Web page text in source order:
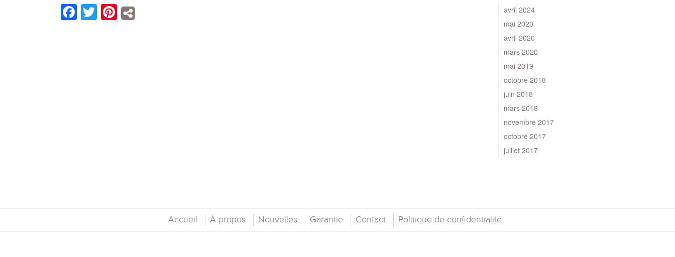
Facebook
TwitterPinterest
avril 2024
mai 2020
avril 2020
mars 2020
mai 2019
octobre 2018
juin 2018
mars 2018
novembre 2017
octobre 2017
juillet 2017
Accueil À propos Nouvelles Garantie Contact Politique de confidentialité